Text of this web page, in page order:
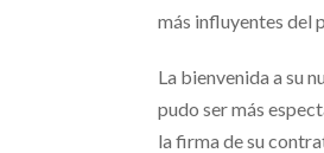
más influyentes del
La bienvenida a su
pudo ser más
la firma de su